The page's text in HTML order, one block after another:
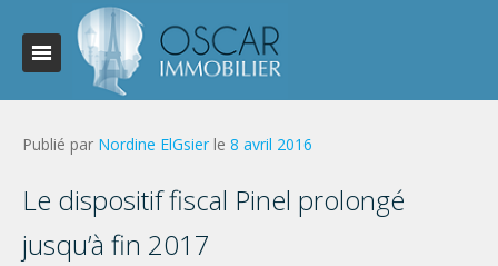
Publié par Nordine ElGsier le 8 avril 2016
Le dispositif fiscal Pinel prolongé
jusqu’à fin 2017